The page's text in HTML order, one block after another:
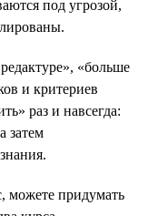
под угрозой,
«больше
и критериев
раз и навсегда:
затем
можете придумать